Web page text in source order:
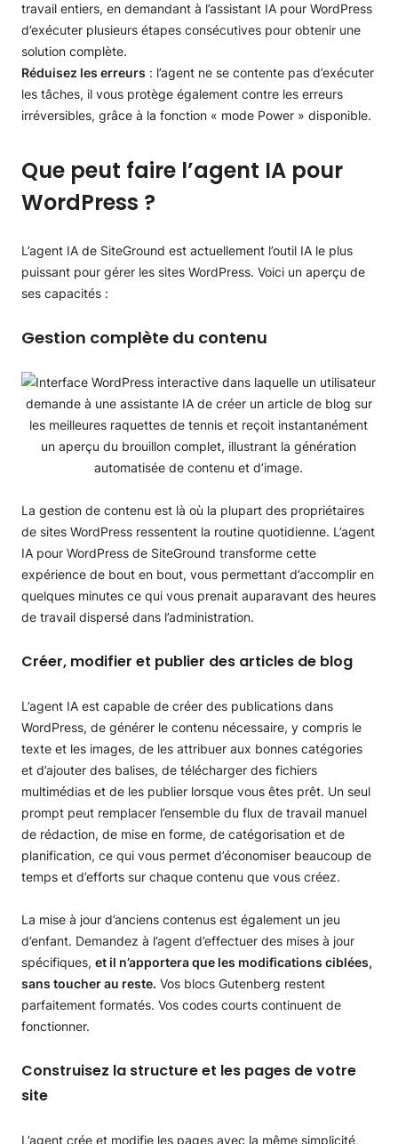
travail entiers, en demandant à l’assistant IA pour WordPress
d’exécuter plusieurs étapes consécutives pour obtenir une
solution complète.
Réduisez les erreurs : l’agent ne se contente pas d’exécuter
les tâches, il vous protège également contre les erreurs
irréversibles, grâce à la fonction « mode Power » disponible.
Que peut faire l’agent IA pour
WordPress ?
L’agent IA de SiteGround est actuellement l’outil IA le plus
puissant pour gérer les sites WordPress. Voici un aperçu de
ses capacités :
Gestion complète du contenu
La gestion de contenu est là où la plupart des propriétaires
de sites WordPress ressentent la routine quotidienne. L’agent
IA pour WordPress de SiteGround transforme cette
expérience de bout en bout, vous permettant d’accomplir en
quelques minutes ce qui vous prenait auparavant des heures
de travail dispersé dans l’administration.
Créer, modifier et publier des articles de blog
L’agent IA est capable de créer des publications dans
WordPress, de générer le contenu nécessaire, y compris le
texte et les images, de les attribuer aux bonnes catégories
et d’ajouter des balises, de télécharger des fichiers
multimédias et de les publier lorsque vous êtes prêt. Un seul
prompt peut remplacer l’ensemble du flux de travail manuel
de rédaction, de mise en forme, de catégorisation et de
planification, ce qui vous permet d’économiser beaucoup de
temps et d’efforts sur chaque contenu que vous créez.
La mise à jour d’anciens contenus est également un jeu
d’enfant. Demandez à l’agent d’effectuer des mises à jour
spécifiques, et il n’apportera que les modifications ciblées,
sans toucher au reste. Vos blocs Gutenberg restent
parfaitement formatés. Vos codes courts continuent de
fonctionner.
Construisez la structure et les pages de votre
site
L’agent crée et modifie les pages avec la même simplicité,